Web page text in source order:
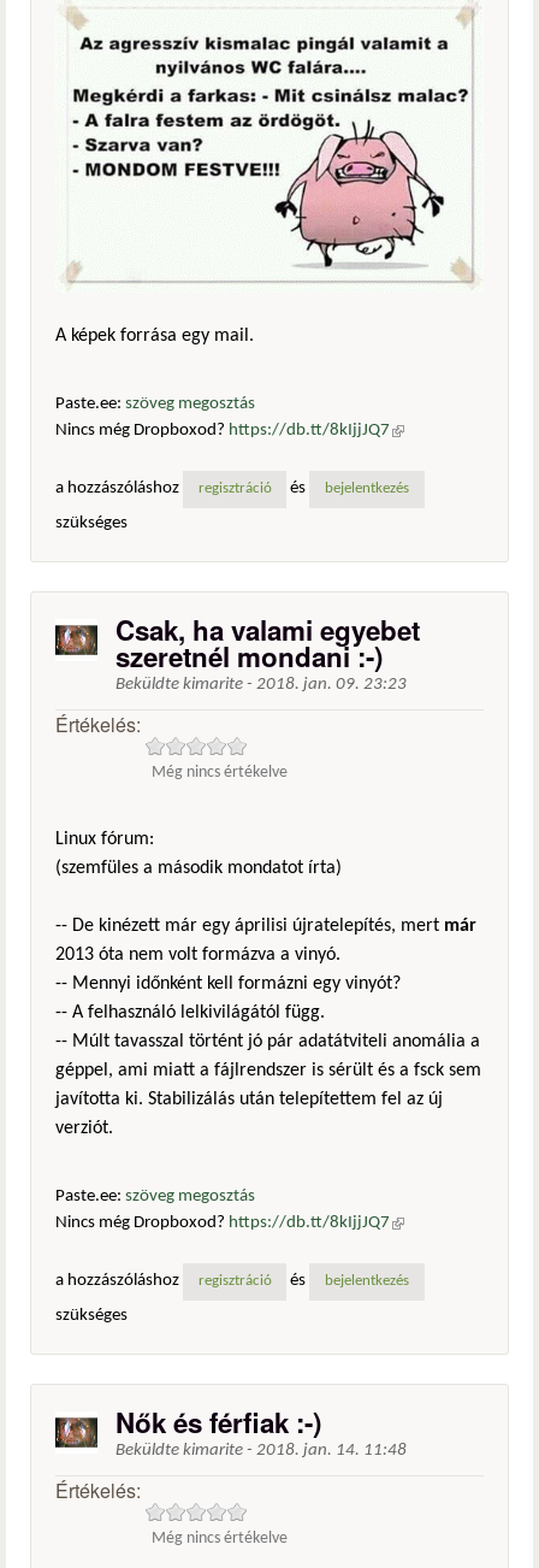
A képek forrása egy mail.
Paste.ee: szöveg megosztás
Nincs még Dropboxod? https://db.tt/8kIjjJQ7 (külső
a hozzászóláshoz
regisztráció és bejelentkezés
szükséges
Csak, ha valami egyebet
szeretnél mondani :-)
Beküldte kimarite - 2018. jan. 09. 23:23
Értékelés:
Még nincs értékelve
Linux fórum:
(szemfüles a második mondatot írta)
-- De kinézett már egy áprilisi újratelepítés, mert már
2013 óta nem volt formázva a vinyó.
-- Mennyi időnként kell formázni egy vinyót?
-- A felhasználó lelkivilágától függ.
-- Múlt tavasszal történt jó pár adatátviteli anomália a
géppel, ami miatt a fájlrendszer is sérült és a fsck sem
javította ki. Stabilizálás után telepítettem fel az új
verziót.
Paste.ee: szöveg megosztás
Nincs még Dropboxod? https://db.tt/8kIjjJQ7 (külső
a hozzászóláshoz
regisztráció és bejelentkezés
szükséges
Nők és férfiak :-)
Beküldte kimarite - 2018. jan. 14. 11:48
Értékelés:
Még nincs értékelve